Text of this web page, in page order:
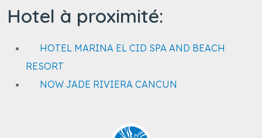
Hotel à proximité:
HOTEL MARINA EL CID SPA AND BEACH
RESORT
NOW JADE RIVIERA CANCUN